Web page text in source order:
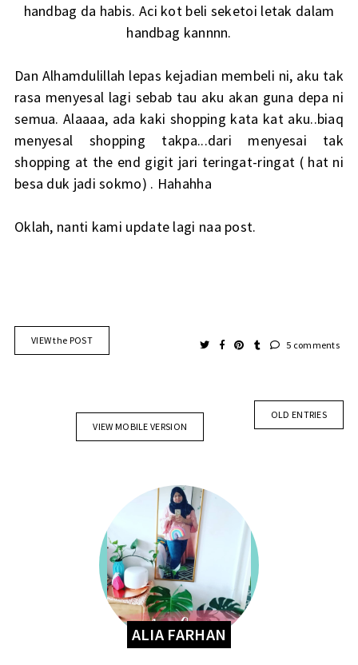
handbag da habis. Aci kot beli seketoi letak dalam
handbag kannnn.
Dan Alhamdulillah lepas kejadian membeli ni, aku tak
rasa menyesal lagi sebab tau aku akan guna depa ni
semua. Alaaaa, ada kaki shopping kata kat aku..biaq
menyesal shopping takpa...dari menyesai tak
shopping at the end gigit jari teringat-ringat ( hat ni
besa duk jadi sokmo) . Hahahha
Oklah, nanti kami update lagi naa post.
VIEW the POST 5 comments
OLD ENTRIES
VIEW MOBILE VERSION
ALIA FARHAN